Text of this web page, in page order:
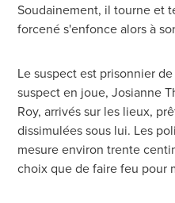
Soudainement, il tourne et
forcené s'enfonce alors à
Le suspect est prisonnier
suspect en joue, Josianne
Roy, arrivés sur les lieux,
dissimulées sous lui. Les
mesure environ trente
choix que de faire feu pour